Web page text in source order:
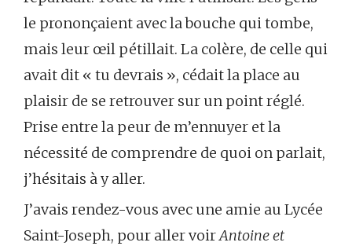
le prononçaient avec la bouche qui tombe,
mais leur œil pétillait. La colère, de celle qui
avait dit « tu devrais », cédait la place au
plaisir de se retrouver sur un point réglé.
Prise entre la peur de m’ennuyer et la
nécessité de comprendre de quoi on parlait,
j’hésitais à y aller.
J’avais rendez-vous avec une amie au Lycée
Saint-Joseph, pour aller voirAntoine et